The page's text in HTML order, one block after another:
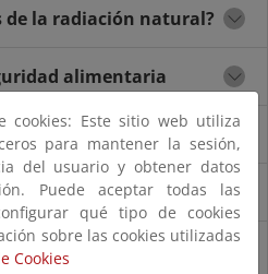
de la radiación natural?
alimentaria
atmosférica
y riesgos para la salud
cookies: Este sitio web utiliza
para mantener la sesión,
del usuario y obtener datos
Puede aceptar todas las
qué tipo de cookies
sobre las cookies utilizadas
Cookies